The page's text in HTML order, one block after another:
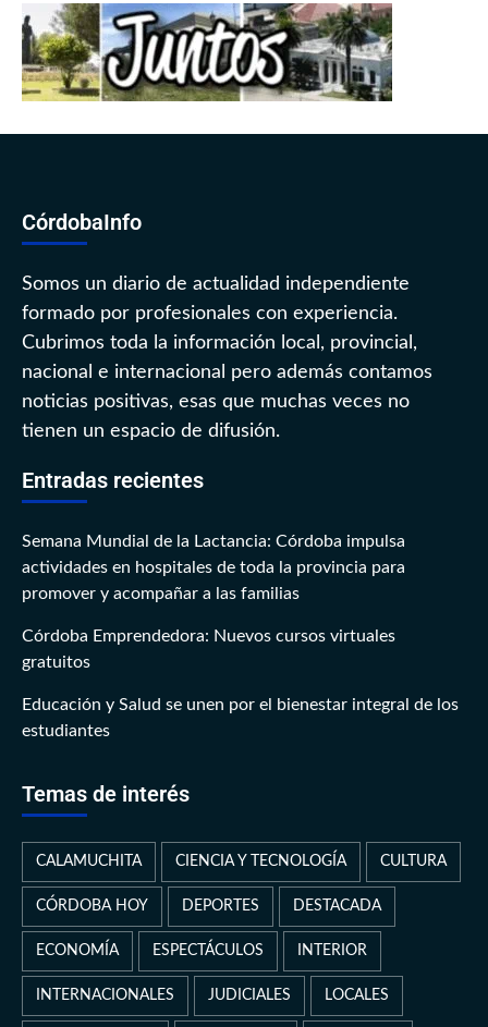
CórdobaInfo
Somos un diario de actualidad independiente
formado por profesionales con experiencia.
Cubrimos toda la información local, provincial,
nacional e internacional pero además contamos
noticias positivas, esas que muchas veces no
tienen un espacio de difusión.
Entradas recientes
Semana Mundial de la Lactancia: Córdoba impulsa
actividades en hospitales de toda la provincia para
promover y acompañar a las familias
Córdoba Emprendedora: Nuevos cursos virtuales
gratuitos
Educación y Salud se unen por el bienestar integral de los
estudiantes
Temas de interés
CALAMUCHITA CIENCIA Y TECNOLOGÍA CULTURA
CÓRDOBA HOY DEPORTES DESTACADA
ECONOMÍA ESPECTÁCULOS INTERIOR
INTERNACIONALES JUDICIALES LOCALES